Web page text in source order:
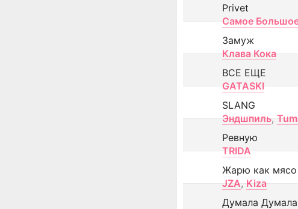
Privet
Самое
Замуж
Клава Кока
ВСЕ ЕЩЕ
GATASKI
SLANG
Эндшпиль,
Ревную
TRIDA
Жарю как мясо
JZA, Kiza
Думала Думала